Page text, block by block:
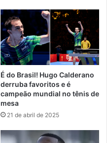
É do Brasil! Hugo Calderano
derruba favoritos e é
campeão mundial no tênis de
mesa
21 de abril de 2025